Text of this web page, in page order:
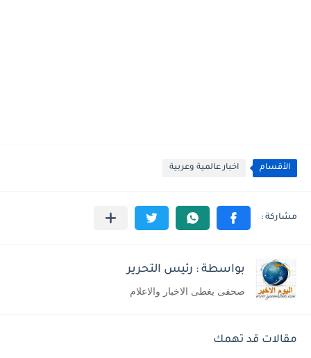
الأقسام اخبار عالمية وعربية
بواسطة : رئيس التحرير
صحفى يغطى الاخبار والاعلام
مقالات قد تهمك